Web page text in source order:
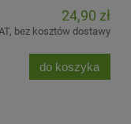
24,90 zł
bez kosztów dostawy
do koszyka